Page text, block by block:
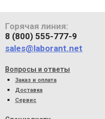
Горячая линия:
8 (800) 555-777-9
sales@laborant.net
Вопросы и ответы
Заказ и оплата
Доставка
Сервис